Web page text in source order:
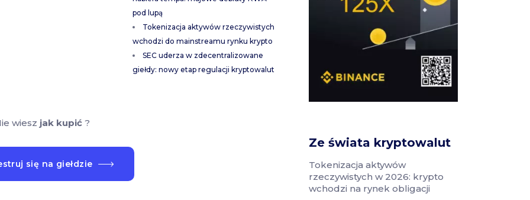
pod lupą
Tokenizacja aktywów rzeczywistych
wchodzi do mainstreamu rynku krypto
SEC uderza w zdecentralizowane
giełdy: nowy etap regulacji kryptowalut
wiesz jak kupić?
się na giełdzie
Ze świata kryptowalut
Tokenizacja aktywów
rzeczywistych w 2026: krypto
wchodzi na rynek obligacji